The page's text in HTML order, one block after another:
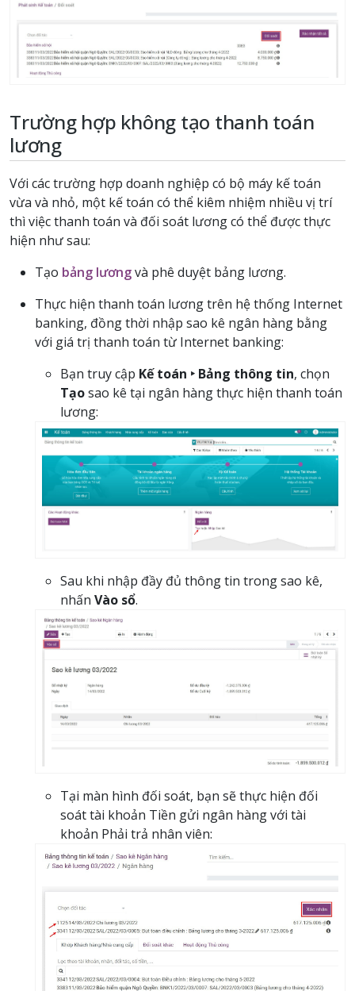
Trường hợp không tạo thanh toán
lương
Với các trường hợp doanh nghiệp có bộ máy kế toán
vừa và nhỏ, một kế toán có thể kiêm nhiệm nhiều vị trí
thì việc thanh toán và đối soát lương có thể được thực
hiện như sau:
Tạo bảng lươngvà phê duyệt bảng lương.
Thực hiện thanh toán lương trên hệ thống Internet
banking, đồng thời nhập sao kê ngân hàng bằng
với giá trị thanh toán từ Internet banking:
Bạn truy cập Kế toán ‣ Bảng thông tin, chọn
Tạosao kê tại ngân hàng thực hiện thanh toán
lương:
Sau khi nhập đầy đủ thông tin trong sao kê,
nhấn Vào sổ.
Tại màn hình đối soát, bạn sẽ thực hiện đối
soát tài khoản Tiền gửi ngân hàng với tài
khoản Phải trả nhân viên: